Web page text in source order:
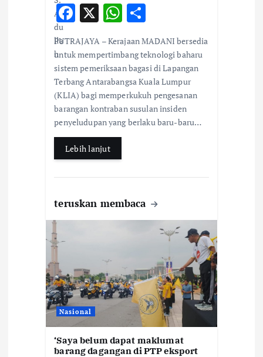
F
ac
e
b
o
o
k
X W
h
at
s
A
p
p
h
ar
e
PUTRAJAYA – Kerajaan MADANI bersedia
untuk mempertimbang teknologi baharu
sistem pemeriksaan bagasi di Lapangan
Terbang Antarabangsa Kuala Lumpur
(KLIA) bagi memperkukuh pengesanan
barangan kontraban susulan insiden
penyeludupan yang berlaku baru-baru…
Lebih lanjut
teruskan membaca
Nasional
‘Saya belum dapat maklumat
barang dagangan di PTP eksport